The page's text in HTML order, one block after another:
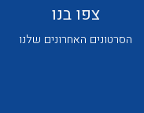
צפו בנו
הסרטונים האחרונים שלנו